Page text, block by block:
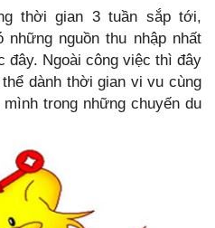
thời gian 3 tuần sắp tới,
nguồn thu nhập nhất
Ngoài công việc thì đây
dành thời gian vi vu cùng
trong những chuyến du